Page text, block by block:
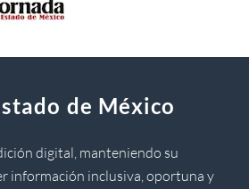
de México
digital, manteniendo su
información inclusiva, oportuna y